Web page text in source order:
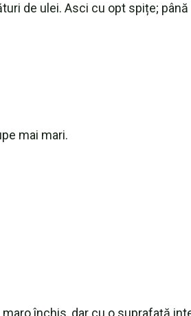
de ulei. Asci cu opt spițe;
mai mari.
închis, dar cu o suprafață